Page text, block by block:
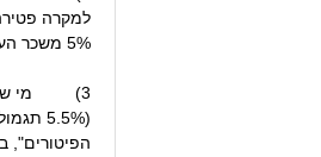
למקרה
5% משכר העובד, חלק המעסיק לפיצויי פיטורים אינו נופל מ-5% משכר העובד וחלק העובד לתגמולים אינו נופל מ-5% משכר העובד.